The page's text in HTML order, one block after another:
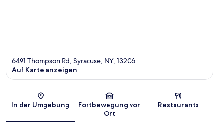
Karte
6491 Thompson Rd, Syracuse, NY, 13206
Auf Karte anzeigen
In der Umgebung
Fortbewegung vor
Ort
Restaurants